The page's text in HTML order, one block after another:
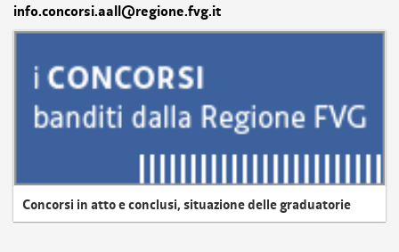
info.concorsi.aall@regione.fvg.it
Concorsi in atto e conclusi, situazione delle graduatorie